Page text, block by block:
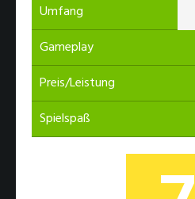
Umfang
Gameplay7 von 10
Preis/Leistung
Spielspaß